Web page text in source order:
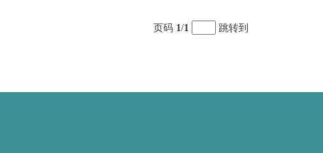
页码 1/1 跳转到